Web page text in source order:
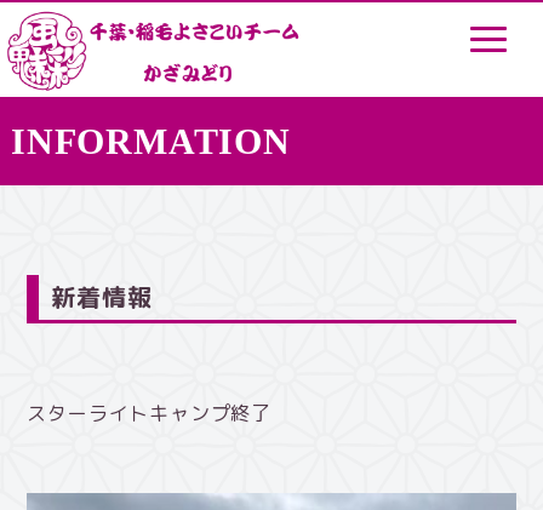
INFORMATION
新着情報
スターライトキャンプ終了